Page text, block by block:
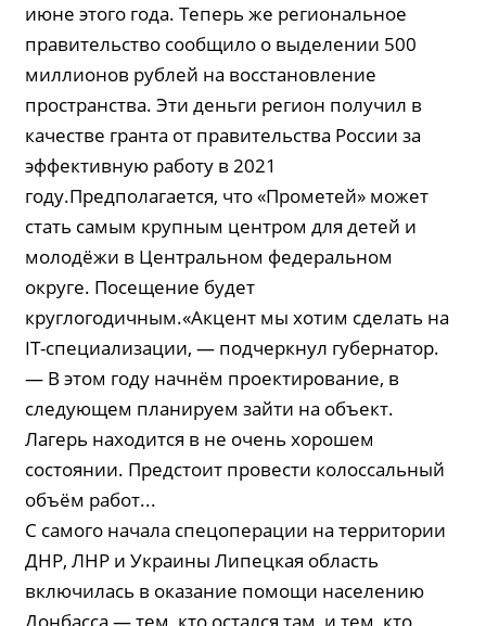
июне этого года. Теперь же региональное
правительство сообщило о выделении 500
миллионов рублей на восстановление
пространства. Эти деньги регион получил в
качестве гранта от правительства России за
эффективную работу в 2021
году.Предполагается, что «Прометей» может
стать самым крупным центром для детей и
молодёжи в Центральном федеральном
округе. Посещение будет
круглогодичным.«Акцент мы хотим сделать на
IT-специализации, — подчеркнул губернатор.
— В этом году начнём проектирование, в
следующем планируем зайти на объект.
Лагерь находится в не очень хорошем
состоянии. Предстоит провести колоссальный
объём работ...
С самого начала спецоперации на территории
ДНР, ЛНР и Украины Липецкая область
включилась в оказание помощи населению